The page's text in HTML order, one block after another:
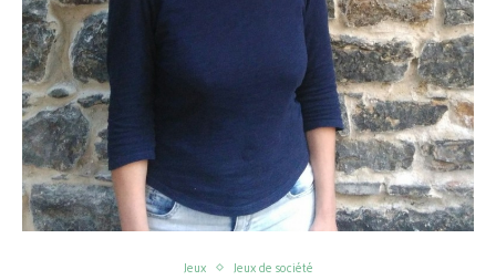
Jeux Jeux de société